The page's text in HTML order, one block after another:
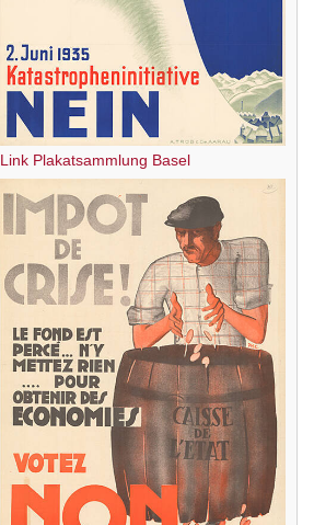
Link Plakatsammlung Basel